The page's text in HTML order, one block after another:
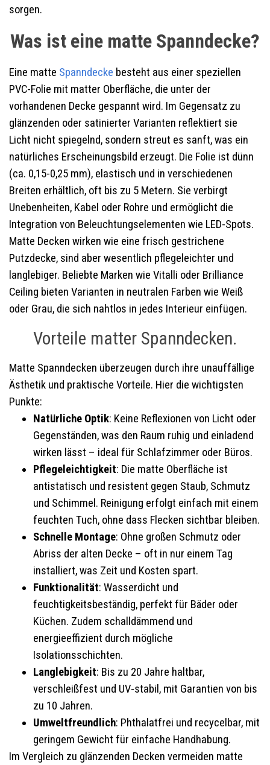
sorgen.
Was ist eine matte Spanndecke?
Eine matte Spanndecke besteht aus einer speziellen
PVC-Folie mit matter Oberfläche, die unter der
vorhandenen Decke gespannt wird. Im Gegensatz zu
glänzenden oder satinierter Varianten reflektiert sie
Licht nicht spiegelnd, sondern streut es sanft, was ein
natürliches Erscheinungsbild erzeugt. Die Folie ist dünn
(ca. 0,15-0,25 mm), elastisch und in verschiedenen
Breiten erhältlich, oft bis zu 5 Metern. Sie verbirgt
Unebenheiten, Kabel oder Rohre und ermöglicht die
Integration von Beleuchtungselementen wie LED-Spots.
Matte Decken wirken wie eine frisch gestrichene
Putzdecke, sind aber wesentlich pflegeleichter und
langlebiger. Beliebte Marken wie Vitalli oder Brilliance
Ceiling bieten Varianten in neutralen Farben wie Weiß
oder Grau, die sich nahtlos in jedes Interieur einfügen.
Vorteile matter Spanndecken.
Matte Spanndecken überzeugen durch ihre unauffällige
Ästhetik und praktische Vorteile. Hier die wichtigsten
Punkte:
Natürliche Optik: Keine Reflexionen von Licht oder
Gegenständen, was den Raum ruhig und einladend
wirken lässt – ideal für Schlafzimmer oder Büros.
Pflegeleichtigkeit: Die matte Oberfläche ist
antistatisch und resistent gegen Staub, Schmutz
und Schimmel. Reinigung erfolgt einfach mit einem
feuchten Tuch, ohne dass Flecken sichtbar bleiben.
Schnelle Montage: Ohne großen Schmutz oder
Abriss der alten Decke – oft in nur einem Tag
installiert, was Zeit und Kosten spart.
Funktionalität: Wasserdicht und
feuchtigkeitsbeständig, perfekt für Bäder oder
Küchen. Zudem schalldämmend und
energieeffizient durch mögliche
Isolationsschichten.
Langlebigkeit: Bis zu 20 Jahre haltbar,
verschleißfest und UV-stabil, mit Garantien von bis
zu 10 Jahren.
Umweltfreundlich: Phthalatfrei und recycelbar, mit
geringem Gewicht für einfache Handhabung.
Im Vergleich zu glänzenden Decken vermeiden matte